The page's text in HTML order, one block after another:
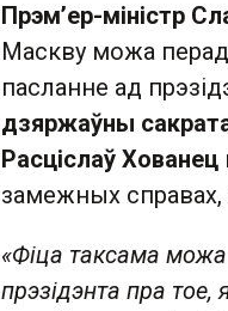
Прэм’ер-міністр
Маскву можа
пасланне ад
дзяржаўны
Расціслаў Хованец
замежных справах,
«Фіца таксама
прэзідэнта пра